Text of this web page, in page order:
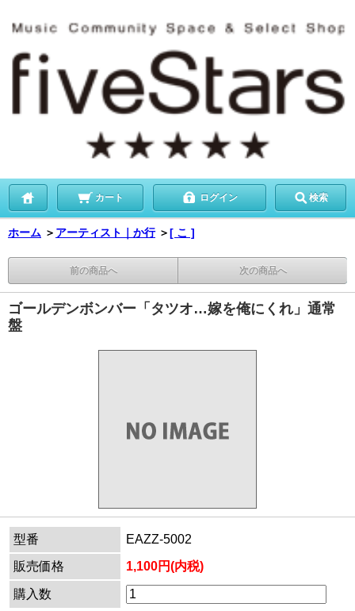
カート ログイン 検索
ホーム ＞ アーティスト｜か行 ＞[ こ ]
前の商品へ 次の商品へ
ゴールデンボンバー「タツオ…嫁を俺にくれ」通常
盤
型番
EAZZ-5002
販売価格
1,100円(内税)
購入数